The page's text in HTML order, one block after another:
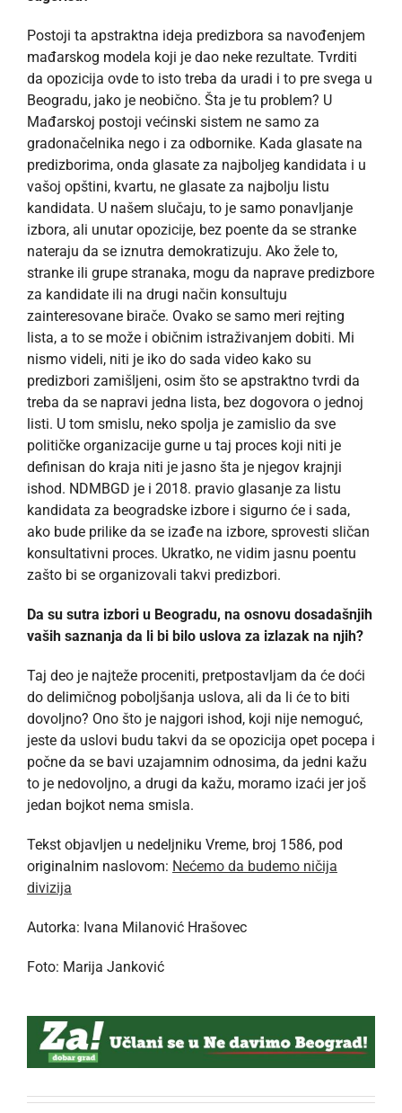
Postoji ta apstraktna ideja predizbora sa navođenjem
mađarskog modela koji je dao neke rezultate. Tvrditi
da opozicija ovde to isto treba da uradi i to pre svega u
Beogradu, jako je neobično. Šta je tu problem? U
Mađarskoj postoji većinski sistem ne samo za
gradonačelnika nego i za odbornike. Kada glasate na
predizborima, onda glasate za najboljeg kandidata i u
vašoj opštini, kvartu, ne glasate za najbolju listu
kandidata. U našem slučaju, to je samo ponavljanje
izbora, ali unutar opozicije, bez poente da se stranke
nateraju da se iznutra demokratizuju. Ako žele to,
stranke ili grupe stranaka, mogu da naprave predizbore
za kandidate ili na drugi način konsultuju
zainteresovane birače. Ovako se samo meri rejting
lista, a to se može i običnim istraživanjem dobiti. Mi
nismo videli, niti je iko do sada video kako su
predizbori zamišljeni, osim što se apstraktno tvrdi da
treba da se napravi jedna lista, bez dogovora o jednoj
listi. U tom smislu, neko spolja je zamislio da sve
političke organizacije gurne u taj proces koji niti je
definisan do kraja niti je jasno šta je njegov krajnji
ishod. NDMBGD je i 2018. pravio glasanje za listu
kandidata za beogradske izbore i sigurno će i sada,
ako bude prilike da se izađe na izbore, sprovesti sličan
konsultativni proces. Ukratko, ne vidim jasnu poentu
zašto bi se organizovali takvi predizbori.
Da su sutra izbori u Beogradu, na osnovu dosadašnjih
vaših saznanja da li bi bilo uslova za izlazak na njih?
Taj deo je najteže proceniti, pretpostavljam da će doći
do delimičnog poboljšanja uslova, ali da li će to biti
dovoljno? Ono što je najgori ishod, koji nije nemoguć,
jeste da uslovi budu takvi da se opozicija opet pocepa i
počne da se bavi uzajamnim odnosima, da jedni kažu
to je nedovoljno, a drugi da kažu, moramo izaći jer još
jedan bojkot nema smisla.
Tekst objavljen u nedeljniku Vreme, broj 1586, pod
originalnim naslovom: Nećemo da budemo ničija
divizija
Autorka: Ivana Milanović Hrašovec
Foto: Marija Janković